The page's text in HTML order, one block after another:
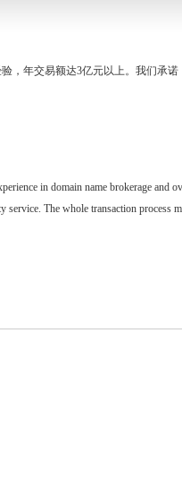
，年交易额达3亿元以上。我们承诺
in domain name brokerage and
The whole transaction process